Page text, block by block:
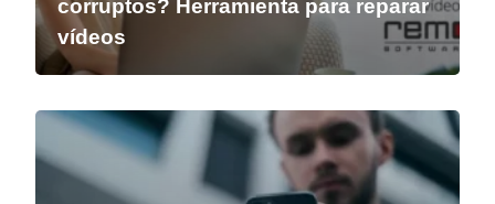
corruptos? Herramienta para reparar
vídeos